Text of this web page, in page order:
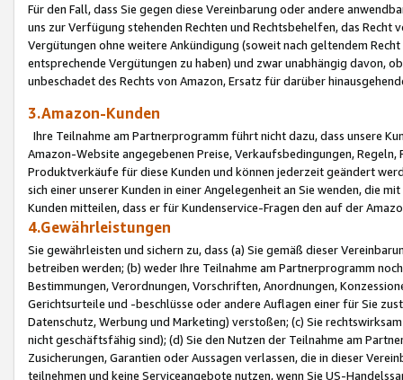
Für den Fall, dass Sie gegen diese Vereinbarung oder andere
uns zur Verfügung stehenden Rechten und Rechtsbehelfen, das
Vergütungen ohne weitere Ankündigung (soweit nach geltendem
entsprechende Vergütungen zu haben) und zwar unabhängig davon,
unbeschadet des Rechts von Amazon, Ersatz für darüber
3.Amazon-Kunden
Ihre Teilnahme am Partnerprogramm führt nicht dazu, dass unsere
Amazon-Website angegebenen Preise, Verkaufsbedingungen,
Produktverkäufe für diese Kunden und können jederzeit geändert
sich einer unserer Kunden in einer Angelegenheit an Sie wenden, die
Kunden mitteilen, dass er für Kundenservice-Fragen den auf der
4.Gewährleistungen
Sie gewährleisten und sichern zu, dass (a) Sie gemäß dieser
betreiben werden; (b) weder Ihre Teilnahme am Partnerprogramm
Bestimmungen, Verordnungen, Vorschriften, Anordnungen,
Gerichtsurteile und -beschlüsse oder andere Auflagen einer für Sie
Datenschutz, Werbung und Marketing) verstoßen; (c) Sie
nicht geschäftsfähig sind); (d) Sie den Nutzen der Teilnahme am
Zusicherungen, Garantien oder Aussagen verlassen, die in dieser
teilnehmen und keine Serviceangebote nutzen, wenn Sie US-